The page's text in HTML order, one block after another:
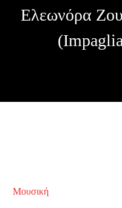
Ελεωνόρα
Μουσική